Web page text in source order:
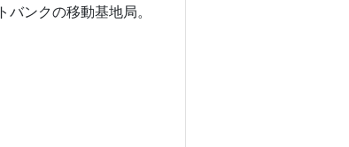
トバンクの移動基地局。